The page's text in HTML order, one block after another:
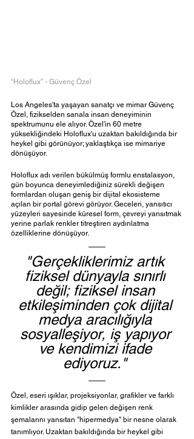
“Holoflux” - Güvenç Özel
Los Angeles'ta yaşayan sanatçı ve mimar Güvenç
Özel, fizikselden sanala insan deneyiminin
spektrumunu ele alıyor. Özel'in 60 metre
yüksekliğindeki Holoflux'u uzaktan bakıldığında bir
heykel gibi görünüyor; yaklaştıkça ise mimariye
dönüşüyor.
Holoflux adı verilen bükülmüş formlu enstalasyon,
gün boyunca deneyimlediğiniz sürekli değişen
formlardan oluşan geniş bir dijital ekosisteme
açılan bir portal görevi görüyor. Geceleri, yansıtıcı
yüzeyleri sayesinde küresel form, çevreyi yansıtmak
yerine parlak renkler titreştiren aydınlatma
özelliklerine dönüşüyor.
"Gerçekliklerimiz artık
fiziksel dünyayla sınırlı
değil; fiziksel insan
etkileşiminden çok dijital
medya aracılığıyla
sosyalleşiyor, iş yapıyor
ve kendimizi ifade
ediyoruz."
Özel, eseri ışıklar, projeksiyonlar, grafikler ve farklı
kimlikler arasında gidip gelen değişen renk
şemalarını yansıtan "hipermedya" bir nesne olarak
tanımlıyor. Uzaktan bakıldığında bir heykel gibi